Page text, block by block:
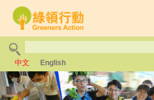
中文 English